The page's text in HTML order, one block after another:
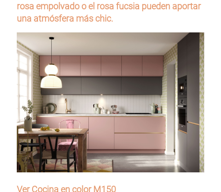
rosa empolvado o el rosa fucsia pueden aportar
una atmósfera más chic.
Ver Cocina en color M150